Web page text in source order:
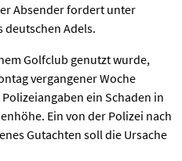
Absender fordert unter
deutschen Adels.
Golfclub genutzt wurde,
vergangener Woche
ein Schaden in
Ein von der Polizei nach
Gutachten soll die Ursache